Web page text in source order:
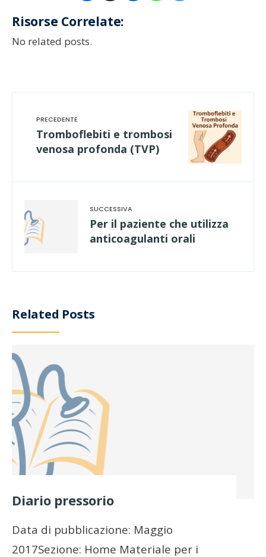
Risorse Correlate:
No related posts.
Tromboflebiti e trombosi
venosa profonda (TVP)
Per il paziente che utilizza
anticoagulanti orali
Related Posts
Diario pressorio
Data di pubblicazione: Maggio
2017Sezione: Home Materiale per i